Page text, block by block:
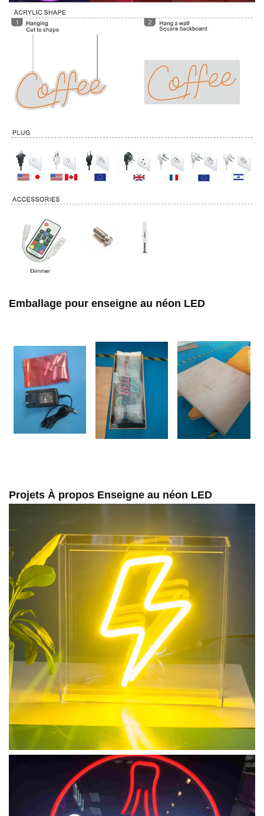
Emballage pour enseigne au néon LED
Projets À propos Enseigne au néon LED